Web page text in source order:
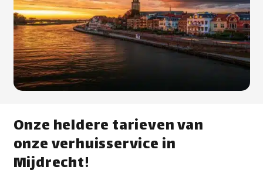
Onze heldere tarieven van
onze verhuisservice in
Mijdrecht!